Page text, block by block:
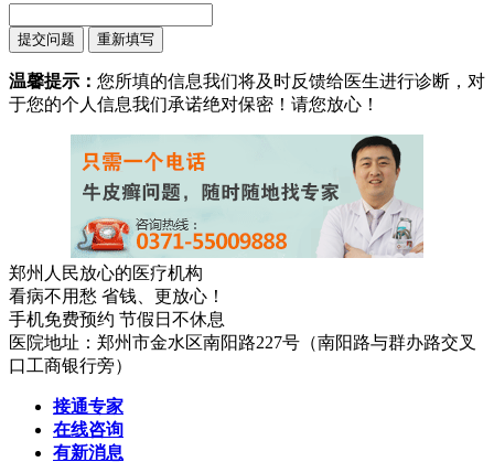
温馨提示： 您所填的信息我们将及时反馈给医生进行诊断，对
于您的个人信息我们承诺绝对保密！请您放心！
郑州人民放心的医疗机构
看病不用愁 省钱、更放心！
手机免费预约 节假日不休息
医院地址：郑州市金水区南阳路227号（南阳路与群办路交叉
口工商银行旁）
接通专家
在线咨询
有新消息